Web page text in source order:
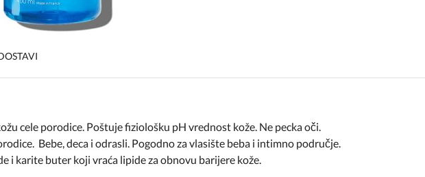
cele porodice. Poštuje fiziološku pH vrednost kože. Ne pecka oči.
Bebe, deca i odrasli. Pogodno za vlasište beba i intimno područje.
i karite buter koji vraća lipide za obnovu barijere kože.